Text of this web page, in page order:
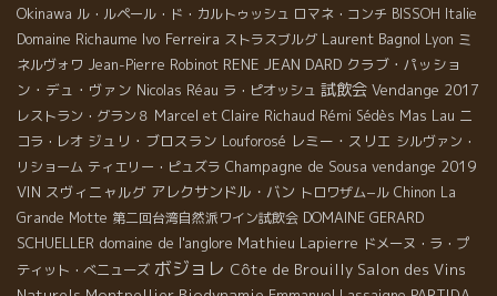
Okinawa ル・ルペール・ド・カルトゥッシュ ロマネ・コンチ BISSOH Italie
Domaine Richaume Ivo Ferreira ストラスブルグ Laurent Bagnol Lyon ミ
ネルヴォワ Jean-Pierre Robinot RENE JEAN DARD クラブ・パッショ
ン・デュ・ヴァン Nicolas Réau ラ・ピオッシュ 試飲会 Vendange 2017
レストラン・グラン８ Marcel et Claire Richaud Rémi Sédès Mas Lau ニ
コラ・レオ ジュリ・ブロスラン Louforosé レミー・スリエ シルヴァン・
リショーム ティエリー・ピュズラ Champagne de Sousa vendange 2019
VIN スヴィニャルグ アレクサンドル・バン トロワザム−ル Chinon La
Grande Motte 第二回台湾自然派ワイン試飲会 DOMAINE GERARD
SCHUELLER domaine de l'anglore Mathieu Lapierre ドメーヌ・ラ・プ
ティット・べニューズ ボジョレ Côte de Brouilly Salon des Vins